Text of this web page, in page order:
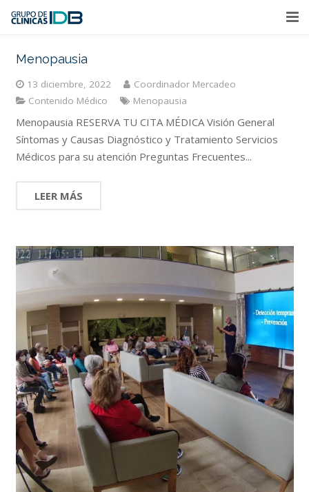
Nuestras Sedes
Plan Maternidad
Empleo
Menopausia
13 diciembre, 2022
Coordinador Mercadeo
Contenido Médico
Menopausia
Menopausia RESERVA TU CITA MÉDICA Visión General
Síntomas y Causas Diagnóstico y Tratamiento Servicios
Médicos para su atención Preguntas Frecuentes...
LEER MÁS